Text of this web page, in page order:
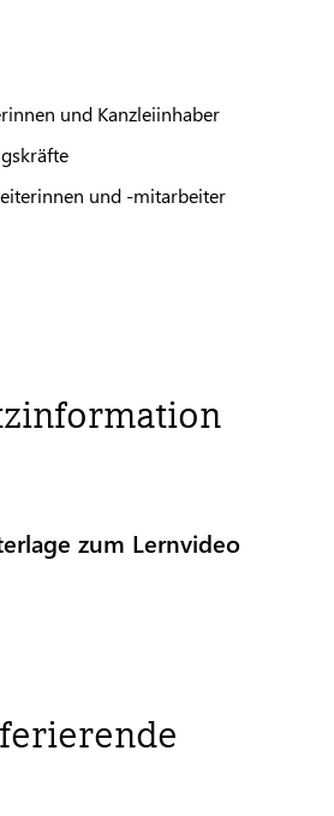
und Kanzleiinhaber
und -mitarbeiter
zum Lernvideo